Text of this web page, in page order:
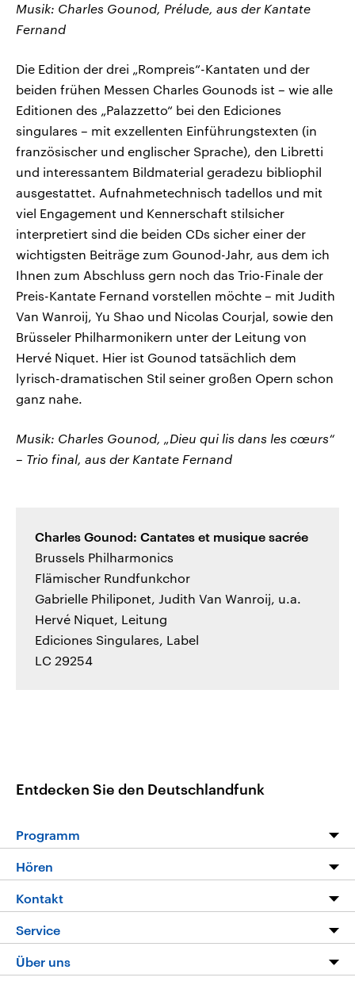
Musik: Charles Gounod, Prélude, aus der Kantate
Fernand
Die Edition der drei „Rompreis“-Kantaten und der
beiden frühen Messen Charles Gounods ist – wie alle
Editionen des „Palazzetto“ bei den Ediciones
singulares – mit exzellenten Einführungstexten (in
französischer und englischer Sprache), den Libretti
und interessantem Bildmaterial geradezu bibliophil
ausgestattet. Aufnahmetechnisch tadellos und mit
viel Engagement und Kennerschaft stilsicher
interpretiert sind die beiden CDs sicher einer der
wichtigsten Beiträge zum Gounod-Jahr, aus dem ich
Ihnen zum Abschluss gern noch das Trio-Finale der
Preis-Kantate Fernand vorstellen möchte – mit Judith
Van Wanroij, Yu Shao und Nicolas Courjal, sowie den
Brüsseler Philharmonikern unter der Leitung von
Hervé Niquet. Hier ist Gounod tatsächlich dem
lyrisch-dramatischen Stil seiner großen Opern schon
ganz nahe.
Musik: Charles Gounod, „Dieu qui lis dans les cœurs“
– Trio final, aus der Kantate Fernand
Charles Gounod: Cantates et musique sacrée
Brussels Philharmonics
Flämischer Rundfunkchor
Gabrielle Philiponet, Judith Van Wanroij, u.a.
Hervé Niquet, Leitung
Ediciones Singulares, Label
LC 29254
Entdecken Sie den Deutschlandfunk
Programm
Programm
Die Nachrichten
Nachrichtenleicht
Neue Beiträge auf dlf.de
Hören
Livestream
Podcasts
Deutschlandfunk App
Kontakt
Hörerservice
Service
FAQ
Über uns